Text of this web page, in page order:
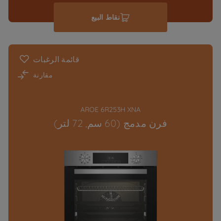
نقاط البيع
قائمة الرغبات
مقارنة
AROE 6R253H XNA
فرن مدمج (60 سم, 72 لتر)